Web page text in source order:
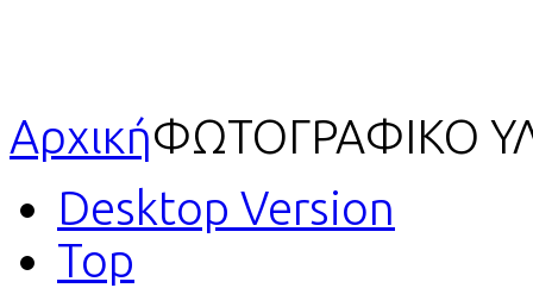
ΑρχικήΦΩΤΟΓΡΑΦΙΚΟ
Desktop Version
Top